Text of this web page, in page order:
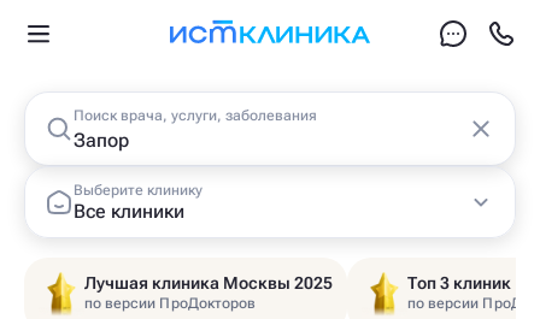
Поиск врача, услуги, заболевания
Выберите клинику
Все клиники
Лучшая клиника Москвы 2025
по версии ПроДокторов
Топ 3 клиник
по версии